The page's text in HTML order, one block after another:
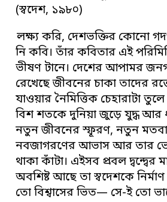
(স্বদেশ, ১৯৮০)
লক্ষ্য করি, দেশভক্তির কোনো
নি কবি। তাঁর কবিতার এই
ভীষণ টানে। দেশের আপামর
রেখেছে জীবনের চাকা তাদের
যাওয়ার নৈমিত্তিক চেহারাটা
বিশ শতকে দুনিয়া জুড়ে যুদ্ধ আর
নতুন জীবনের স্ফূরণ, নতুন
নবজাগরণের আভাস আর তার
থাকা কাঁটা। এইসব প্রবল দ্বন্দ্বের
অবশিষ্ট আছে তা স্বদেশকে
তো বিশ্বাসের ভিত— সে-ই তো